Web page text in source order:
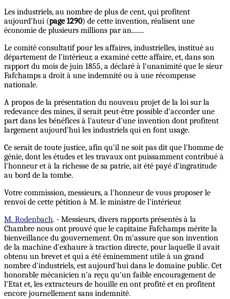
Les industriels, au nombre de plus de cent, qui profitent
aujourd'hui (page 1290) de cette invention, réalisent une
économie de plusieurs millions par an........
Le comité consultatif pour les affaires, industrielles, institué au
département de l'intérieur, a examiné cette affaire, et, dans son
rapport du mois de juin 1855, a déclaré à l'unanimité que le sieur
Fafchamps a droit à une indemnité ou à une récompense
nationale.
A propos de la présentation du nouveau projet de la loi sur la
redevance des mines, il serait peut-être possible d'accorder une
part dans les bénéfices à l'auteur d'une invention dont profitent
largement aujourd'hui les industriels qui en font usage.
Ce serait de toute justice, afin qu'il ne soit pas dit que l'homme de
génie, dont les études et les travaux ont puissamment contribué à
l'honneur et à la richesse de sa patrie, ait été payé d'ingratitude
au bord de la tombe.
Votre commission, messieurs, a l'honneur de vous proposer le
renvoi de cette pétition à M. le ministre de l'intérieur.
M. Rodenbach. - Messieurs, divers rapports présentés à la
Chambre nous ont prouvé que le capitaine Fafchamps mérite la
bienveillance du gouvernement. On m'assure que son invention
de la machine d'exhaure à traction directe, pour laquelle il avait
obtenu un brevet et qui a été éminemment utile à un grand
nombre d'industriels, est aujourd'hui dans le domaine public. Cet
honorable mécanicien n'a reçu qu'un faible encouragement de
l'Etat et, les extracteurs de houille en ont profité et en profitent
encore journellement sans indemnité.